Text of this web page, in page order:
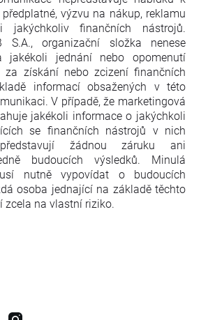
výzvu na nákup, reklamu
jakýchkoliv finančních nástrojů.
S.A., organizační složka nenese
jakékoli jednání nebo opomenutí
za získání nebo zcizení finančních
informací obsažených v této
V případě, že marketingová
jakékoli informace o jakýchkoli
se finančních nástrojů v nich
žádnou záruku ani
budoucích výsledků. Minulá
nutně vypovídat o budoucích
osoba jednající na základě těchto
zcela na vlastní riziko.